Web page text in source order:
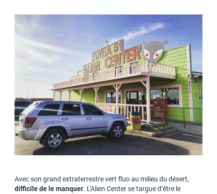
Avec son grand extraterrestre vert fluo au milieu du désert,
difficile de le manquer. L’Alien Center se targue d’être le